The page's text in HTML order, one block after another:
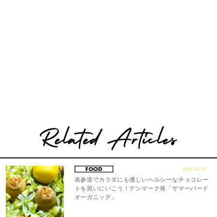
2018.06.27
表参道でカラダにも優しいヘルシーなチョコレー
トを買いにいこう！デンマーク発「サマーバード
オーガニック」